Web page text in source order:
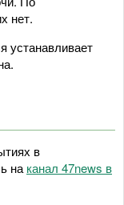
нет.
устанавливает
в
на канал 47news в